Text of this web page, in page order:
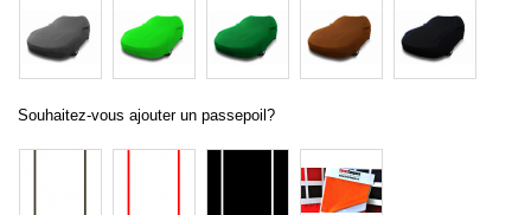
Souhaitez-vous ajouter un passepoil?